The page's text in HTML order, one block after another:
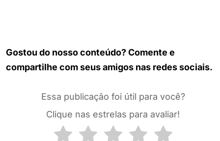
Gostou do nosso conteúdo? Comente e
compartilhe com seus amigos nas redes sociais.
Essa publicação foi útil para você?
Clique nas estrelas para avaliar!